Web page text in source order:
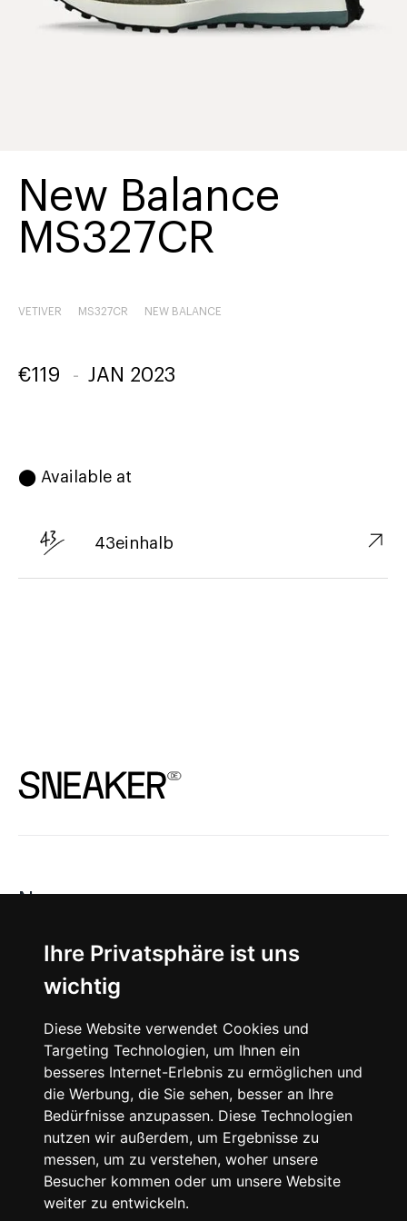
Ihre Privatsphäre ist uns
wichtig
Diese Website verwendet Cookies und
Targeting Technologien, um Ihnen ein
besseres Internet-Erlebnis zu ermöglichen und
die Werbung, die Sie sehen, besser an Ihre
Bedürfnisse anzupassen. Diese Technologien
nutzen wir außerdem, um Ergebnisse zu
messen, um zu verstehen, woher unsere
Besucher kommen oder um unsere Website
weiter zu entwickeln.
New Balance
MS327CR
VETIVER MS327CR NEW BALANCE
€119 - JAN 2023
⬤ Available at
43einhalb ↗︎
News
About
Instagram
Facebook
© 2024 SNEAKERᴰᴱ, All rights reserved.
Impressum Datenschutz